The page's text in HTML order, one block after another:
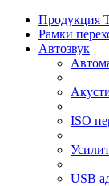
Продукция
Рамки
Автозвук
ISO
USB